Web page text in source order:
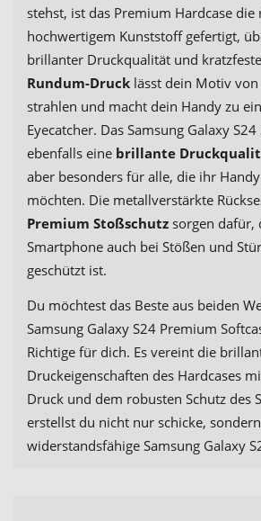
stehst, ist das Premium Hardcase die
hochwertigem Kunststoff gefertigt,
brillanter Druckqualität und
Rundum-Druck lässt dein Motiv von
strahlen und macht dein Handy zu
Eyecatcher. Das Samsung Galaxy
ebenfalls eine brillante
aber besonders für alle, die ihr
möchten. Die metallverstärkte
Premium Stoßschutz sorgen dafür,
Smartphone auch bei Stößen und
geschützt ist.
Du möchtest das Beste aus beiden
Samsung Galaxy S24 Premium
Richtige für dich. Es vereint die
Druckeigenschaften des Hardcases
Druck und dem robusten Schutz des
erstellst du nicht nur schicke,
widerstandsfähige Samsung Galaxy